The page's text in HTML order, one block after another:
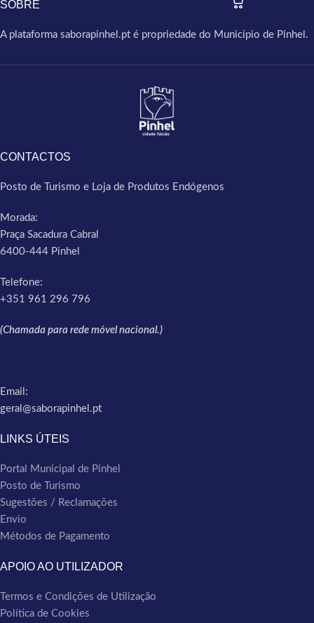
SOBRE
A plataforma saborapinhel.pt é propriedade do Município de Pinhel.
CONTACTOS
Posto de Turismo e Loja de Produtos Endógenos
Morada:
Praça Sacadura Cabral
6400-444 Pinhel
Telefone:
+351 961 296 796
(Chamada para rede móvel nacional.)
Email:
geral@saborapinhel.pt
LINKS ÚTEIS
Portal Municipal de Pinhel
Posto de Turismo
Sugestões / Reclamações
Envio
Métodos de Pagamento
APOIO AO UTILIZADOR
Termos e Condições de Utilização
Política de Cookies